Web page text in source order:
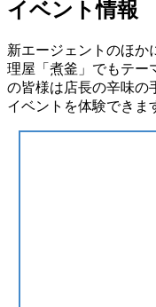
イベント情報
新エージェントのほか
理屋「煮釜」でもテー
の皆様は店長の辛味の
イベントを体験できま